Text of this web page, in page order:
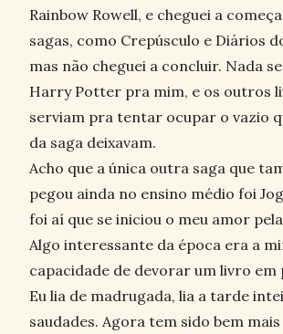
Rainbow Rowell, e cheguei a
sagas, como Crepúsculo e Diários
mas não cheguei a concluir. Nada
Harry Potter pra mim, e os outros
serviam pra tentar ocupar o vazio
da saga deixavam.
Acho que a única outra saga que
pegou ainda no ensino médio foi
foi aí que se iniciou o meu amor
Algo interessante da época era a
capacidade de devorar um livro em
Eu lia de madrugada, lia a tarde
saudades. Agora tem sido bem